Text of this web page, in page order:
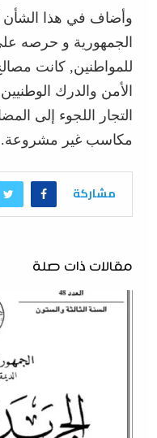
وأضاف في هذا الشأن
الجمهورية و حرصه
للمواطنين, كانت
الأمن والدرك
التجار اللجوء إلى
مكاسب غير مشروعة.
مشاركة
مقالات ذات صلة